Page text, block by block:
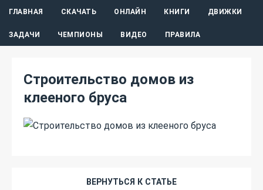
ГЛАВНАЯ СКАЧАТЬ ОНЛАЙН КНИГИ ДВИЖКИ
ЗАДАЧИ ЧЕМПИОНЫ ВИДЕО ПРАВИЛА
Строительство домов из
клееного бруса
ВЕРНУТЬСЯ К СТАТЬЕ